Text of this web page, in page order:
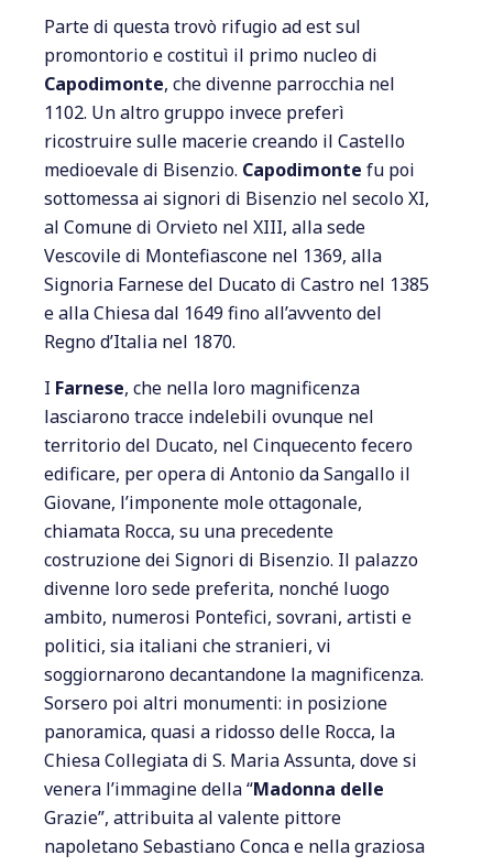
Parte di questa trovò rifugio ad est sul
promontorio e costituì il primo nucleo di
Capodimonte, che divenne parrocchia nel
1102. Un altro gruppo invece preferì
ricostruire sulle macerie creando il Castello
medioevale di Bisenzio. Capodimonte fu poi
sottomessa ai signori di Bisenzio nel secolo XI,
al Comune di Orvieto nel XIII, alla sede
Vescovile di Montefiascone nel 1369, alla
Signoria Farnese del Ducato di Castro nel 1385
e alla Chiesa dal 1649 fino all’avvento del
Regno d’Italia nel 1870.
I Farnese, che nella loro magnificenza
lasciarono tracce indelebili ovunque nel
territorio del Ducato, nel Cinquecento fecero
edificare, per opera di Antonio da Sangallo il
Giovane, l’imponente mole ottagonale,
chiamata Rocca, su una precedente
costruzione dei Signori di Bisenzio. Il palazzo
divenne loro sede preferita, nonché luogo
ambito, numerosi Pontefici, sovrani, artisti e
politici, sia italiani che stranieri, vi
soggiornarono decantandone la magnificenza.
Sorsero poi altri monumenti: in posizione
panoramica, quasi a ridosso delle Rocca, la
Chiesa Collegiata di S. Maria Assunta, dove si
venera l’immagine della “Madonna delle
Grazie”, attribuita al valente pittore
napoletano Sebastiano Conca e nella graziosa